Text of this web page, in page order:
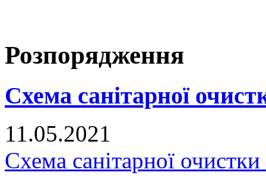
Розпорядження
Схема санітарної
11.05.2021
Схема санітарної